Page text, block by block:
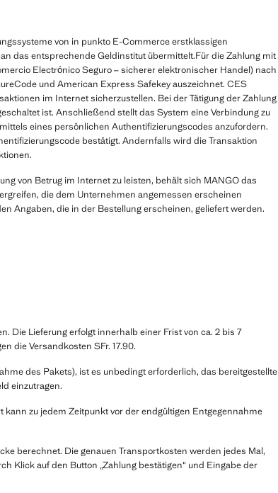
von in punkto E-Commerce erstklassigen
das entsprechende Geldinstitut übermittelt.Für die Zahlung mit
Electrónico Seguro – sicherer elektronischer Handel) nach
und American Express Safekey auszeichnet. CES
im Internet sicherzustellen. Bei der Tätigung der Zahlung
ist. Anschließend stellt das System eine Verbindung zu
eines persönlichen Authentifizierungscodes anzufordern.
bestätigt. Andernfalls wird die Transaktion
von Betrug im Internet zu leisten, behält sich MANGO das
die dem Unternehmen angemessen erscheinen
Angaben, die in der Bestellung erscheinen, geliefert werden.
Die Lieferung erfolgt innerhalb einer Frist von ca. 2 bis 7
die Versandkosten SFr. 17.90.
des Pakets), ist es unbedingt erforderlich, das bereitgestellte
einzutragen.
zu jedem Zeitpunkt vor der endgültigen Entgegennahme
berechnet. Die genauen Transportkosten werden jedes Mal,
Klick auf den Button „Zahlung bestätigen“ und Eingabe der